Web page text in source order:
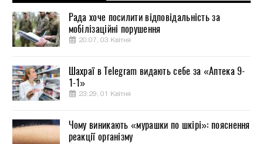
Рада хоче посилити відповідальність за
мобілізаційні порушення
20:07, 03 Квітня
Шахраї в Telegram видають себе за «Аптека 9-
1-1»
23:29, 01 Квітня
Чому виникають «мурашки по шкірі»: пояснення
реакції організму